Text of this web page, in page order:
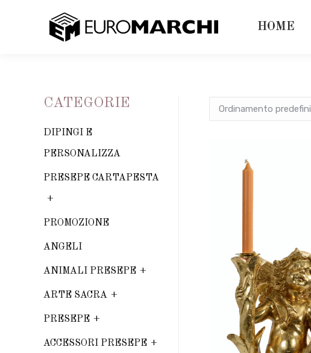
HOME
CATEGORIE
DIPINGI E
PERSONALIZZA
PRESEPE CARTAPESTA
PROMOZIONE
ANGELI
ANIMALI PRESEPE
ARTE SACRA
PRESEPE
ACCESSORI PRESEPE